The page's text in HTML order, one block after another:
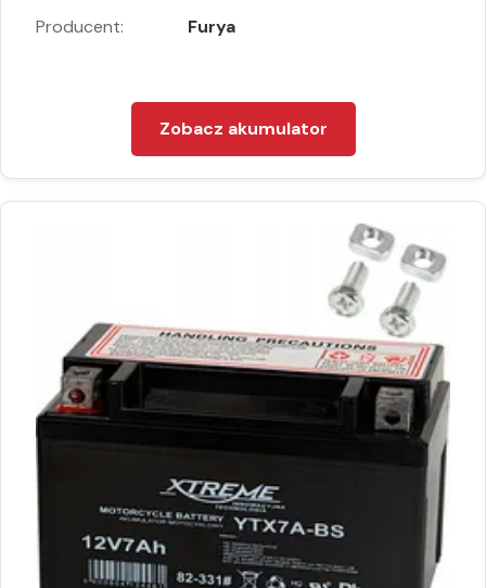
Producent: Furya
Zobacz akumulator